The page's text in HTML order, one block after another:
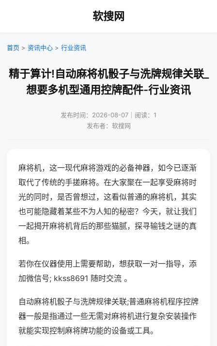
软搜网
首页 > 资讯中心 > 行业资讯
精于算计!自动麻将机骰子与洗牌规律关联_
想要多机型通用控牌配件-行业资讯
发布时间：2026-08-07｜阅读：1
发布者：软搜网
麻将机，这一现代麻将游戏的必备神器，如今已逐渐
取代了传统的手搓麻将。在大家聚在一起享受麻将时
光的同时，是否曾想过，这看似普通的麻将机，其实
也可能隐藏着某些不为人知的秘密？今天，就让我们
一起揭开麻将机背后的那些猫腻，探寻输钱之谜的真
相。
若你在仪器使用上需要帮助，想获取一对一指导，添
加微信号; kkss8691 随时交流 。
自动麻将机骰子与洗牌规律关联;普通麻将机程序控牌
器一般是指通过一些无需对麻将机进行复杂安装操作
就能实现控制麻将牌功能的设备或工具。